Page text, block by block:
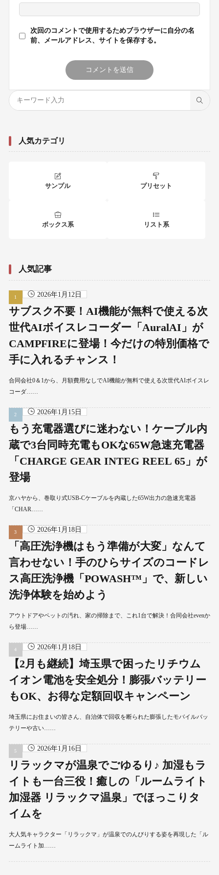
次回のコメントで使用するためブラウザーに自分の名
前、メールアドレス、サイトを保存する。
人気カテゴリ
サンプル プリセット
ボックス系 リスト系
人気記事
2026年1月12日
サブスク不要！AI機能が無料で使える次
世代AIボイスレコーダー「AuralAI」が
CAMPFIREに登場！今だけの特別価格で
手に入れるチャンス！
合同会社0＆1から、月額費用なしでAI機能が無料で使える次世代AIボイスレ
コーダ……
2026年1月15日
もう充電器選びに迷わない！ケーブル内
蔵で3台同時充電もOKな65W急速充電器
「CHARGE GEAR INTEG REEL 65」が
登場
京ハヤから、巻取り式USB-Cケーブルを内蔵した65W出力の急速充電器
「CHAR……
2026年1月18日
「高圧洗浄機はもう準備が大変」なんて
言わせない！手のひらサイズのコードレ
ス高圧洗浄機「POWASH™」で、新しい
洗浄体験を始めよう
アウトドアやペットの汚れ、家の掃除まで、これ1台で解決！合同会社evenか
ら登場……
2026年1月18日
【2月も継続】埼玉県で困ったリチウム
イオン電池を安全処分！膨張バッテリー
もOK、お得な定額回収キャンペーン
埼玉県にお住まいの皆さん、自治体で回収を断られた膨張したモバイルバッ
テリーや古い……
2026年1月16日
リラックマが温泉でごゆるり♪ 加湿もラ
イトも一台三役！癒しの「ルームライト
加湿器 リラックマ温泉」でほっこりタ
イムを
大人気キャラクター「リラックマ」が温泉でのんびりする姿を再現した「ル
ームライト加……